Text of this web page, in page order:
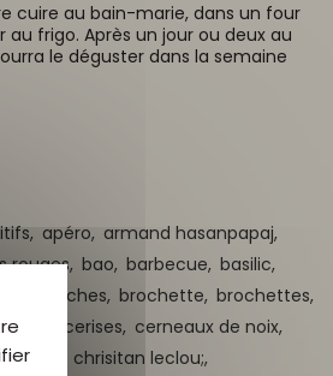
cuire au bain-marie, dans un four
frigo. Après un jour ou deux au
le déguster dans la semaine
apéro, armand hasanpapaj,
rouges, bao, barbecue, basilic,
brioches, brochette, brochettes,
cerise, cerises, cerneaux de noix,
vert,
chrisitan leclou;,